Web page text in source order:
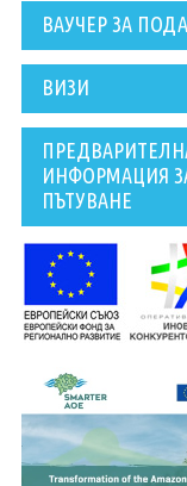
ВАУЧЕР ЗА
ВИЗИ
ИНФОРМАЦИЯ
ПЪТУВАНЕ